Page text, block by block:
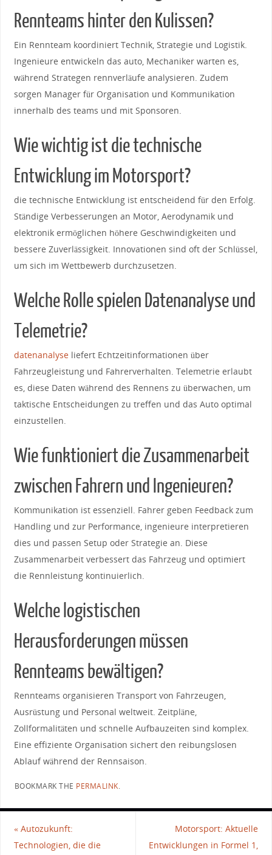
Rennteams hinter den Kulissen?
Ein Rennteam koordiniert Technik, ⁣Strategie und Logistik.
Ingenieure‍ entwickeln das auto, Mechaniker warten es,
während Strategen rennverläufe​ analysieren. Zudem
sorgen Manager ⁣für Organisation und Kommunikation
innerhalb‌ des ⁢teams und mit Sponsoren.
Wie ⁢wichtig ist die technische⁢
Entwicklung im Motorsport?
die technische Entwicklung⁤ ist entscheidend für den Erfolg.⁣
Ständige ⁤Verbesserungen ‌an Motor, Aerodynamik ‍und
elektronik ⁢ermöglichen höhere ‌Geschwindigkeiten und
bessere Zuverlässigkeit.‌ Innovationen sind oft der Schlüssel,
‌um ⁣sich im ⁣Wettbewerb durchzusetzen.
Welche Rolle spielen Datenanalyse und
Telemetrie?
datenanalyseliefert Echtzeitinformationen über
Fahrzeugleistung und Fahrerverhalten. Telemetrie erlaubt
es, diese Daten während⁤ des Rennens⁤ zu überwachen, um⁢
taktische Entscheidungen zu treffen und das Auto optimal
einzustellen.
Wie funktioniert die ​Zusammenarbeit⁣
zwischen Fahrern und Ingenieuren?
Kommunikation ist essenziell. Fahrer geben Feedback ‍zum
Handling und zur Performance, ingenieure interpretieren
dies und passen Setup oder Strategie⁤ an. ‌Diese‍
Zusammenarbeit verbessert das ⁣Fahrzeug und optimiert
die Rennleistung‌ kontinuierlich.
Welche logistischen
Herausforderungen müssen
Rennteams bewältigen?
Rennteams organisieren Transport von Fahrzeugen,
Ausrüstung ⁤und Personal ​weltweit. Zeitpläne,
Zollformalitäten und schnelle Aufbauzeiten sind komplex.
Eine effiziente Organisation sichert den reibungslosen
Ablauf während der Rennsaison.
BOOKMARK THE PERMALINK.
«Autozukunft:
Technologien, die die
Motorsport: Aktuelle
Entwicklungen in Formel 1,